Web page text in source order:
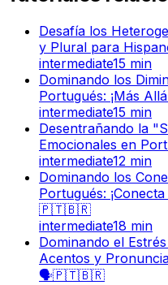
Desafía los
y Plural para
intermediate15 min
Dominando los
Portugués: ¡Más
intermediate15 min
Desentrañando la
Emocionales en
intermediate12 min
Dominando los
Portugués:
🇵🇹🇧🇷
intermediate18 min
Dominando el
Acentos y
🗣️🇵🇹🇧🇷